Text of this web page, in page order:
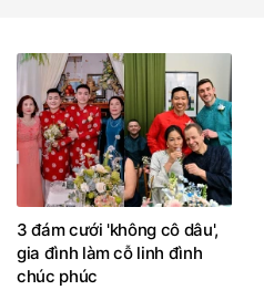
3 đám cưới 'không cô dâu',
gia đình làm cỗ linh đình
chúc phúc